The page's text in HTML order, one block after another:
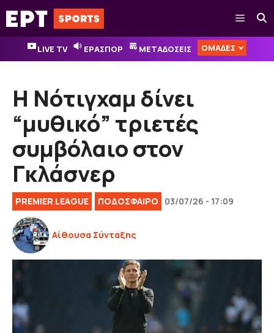
Μετάβαση
σε
περιεχόμενο
Μενού
LIVE TV ΕΡΑΣΠΟΡ ΜΕΤΑΔΟΣΕΙΣ ΟΜΑΔΕΣ
Η Νότιγχαμ δίνει
“μυθικό” τριετές
συμβόλαιο στον
Γκλάσνερ
PREMIER LEAGUE ΠΟΔΟΣΦΑΙΡΟ 03/07/26 - 17:09
Αίθουσα Σύνταξης